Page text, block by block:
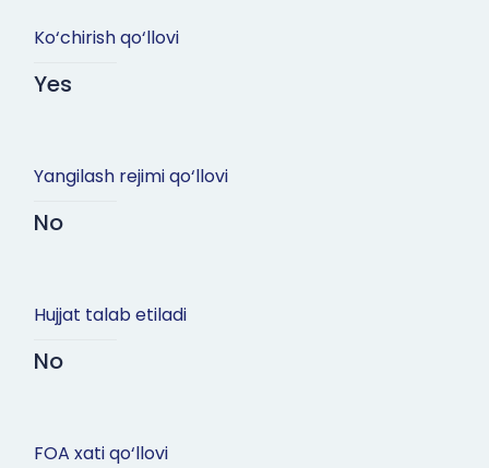
Ko‘chirish qo‘llovi
Yes
Yangilash rejimi qo‘llovi
No
Hujjat talab etiladi
No
FOA xati qo‘llovi